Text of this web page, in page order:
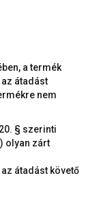
a termék
átadást
nem
§ szerinti
olyan zárt
átadást követő